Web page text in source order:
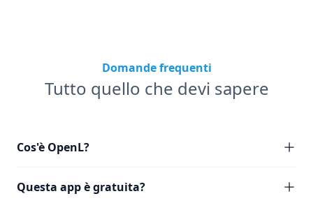
Domande frequenti
Tutto quello che devi sapere
Cos'è OpenL?
Questa app è gratuita?